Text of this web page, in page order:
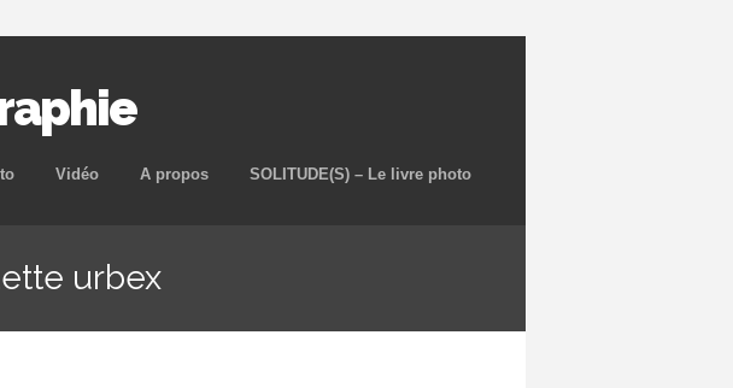
Vidéo A propos SOLITUDE(S) – Le livre photo
urbex